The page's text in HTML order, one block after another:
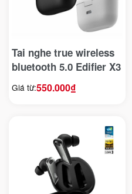
Tai nghe true wireless
bluetooth 5.0 Edifier X3
Giá từ:550.000₫